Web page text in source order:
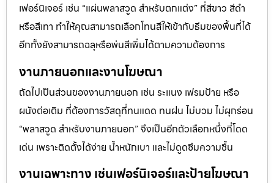
เฟอร์นิเจอร์ เช่น “แผ่นพลาสวูด สำหรับตกแต่ง” ที่สีขาว สีดำ
หรือสีเทา ทำให้คุณสามารถเลือกโทนสีให้เข้ากับธีมของพื้นที่ได้
อีกทั้งยังสามารถฉลุหรือพ่นสีเพิ่มได้ตามความต้องการ
งานภายนอกและงานโฆษณา
ถัดไปเป็นส่วนของงานภายนอก เช่น ระแนง เฟรมป้าย หรือ
ผนังต่อเติม ที่ต้องการวัสดุที่ทนแดด ทนฝน ไม่บวม ไม่ผุกร่อน
“พลาสวูด สำหรับงานภายนอก” จึงเป็นอีกตัวเลือกหนึ่งที่โดด
เด่น เพราะติดตั้งได้ง่าย น้ำหนักเบา และไม่ดูดซึมความชื้น
งานเฉพาะทาง เช่นเฟอร์นิเจอร์และป้ายโฆษณา